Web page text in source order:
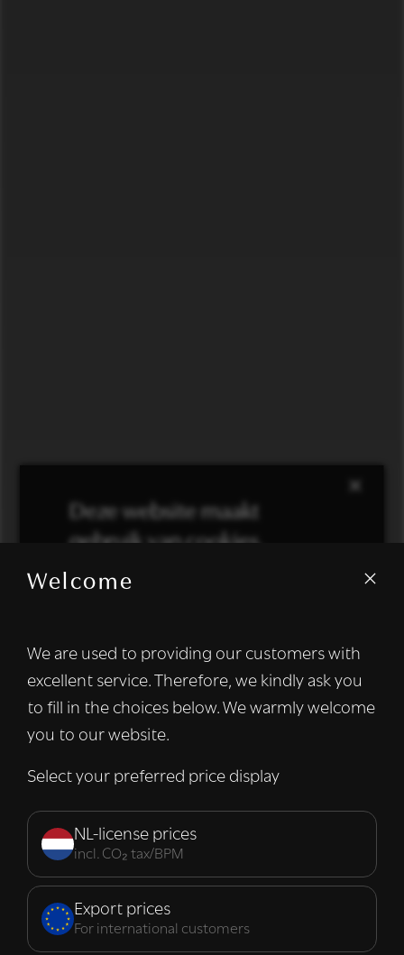
Welcome
We are used to providing our customers with
excellent service. Therefore, we kindly ask you
to fill in the choices below. We warmly welcome
you to our website.
Select your preferred price display
NL-license prices
incl. CO₂ tax/BPM
Export prices
For international customers
×
Deze website maakt
gebruik van cookies.
We gebruiken cookies om inhoud en
informatie over uw gebruik van onze site
met onze advertentie- en analysepartners,
die deze kunnen combineren met andere
informatie die u aan hen heeft verstrekt of
van hun diensten. Lees verder
Strikt
noodzakelijk
Prestatie Targeting